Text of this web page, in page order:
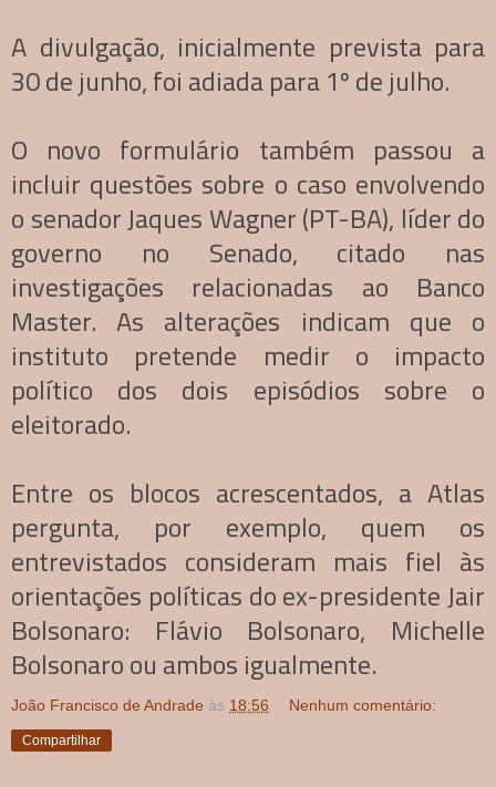
A divulgação, inicialmente prevista para
30 de junho, foi adiada para 1º de julho.
O novo formulário também passou a
incluir questões sobre o caso envolvendo
o senador Jaques Wagner (PT-BA), líder do
governo no Senado, citado nas
investigações relacionadas ao Banco
Master. As alterações indicam que o
instituto pretende medir o impacto
político dos dois episódios sobre o
eleitorado.
Entre os blocos acrescentados, a Atlas
pergunta, por exemplo, quem os
entrevistados consideram mais fiel às
orientações políticas do ex-presidente Jair
Bolsonaro: Flávio Bolsonaro, Michelle
Bolsonaro ou ambos igualmente.
João Francisco de Andrade às 18:56 Nenhum comentário:
Compartilhar